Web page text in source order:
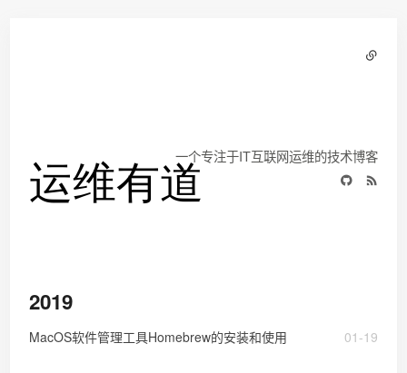
一个专注于IT互联网运维的技术博客
2019
MacOS软件管理工具Homebrew的安装和使用 01-19